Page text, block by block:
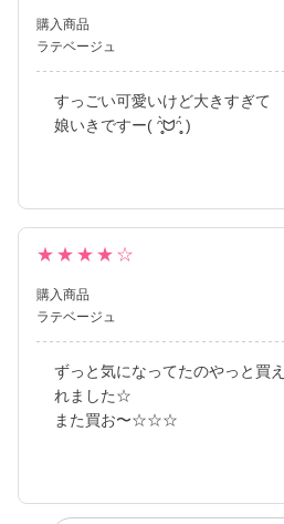
場しました。
1dayシリーズの着色直径は全カラー
レンズサイズだけでなく着色直径の
な盛れ感を叶えます。
「もっと盛りたい！」という欲を満た
プです。
購入商品
ラテベージュ
すっごい可愛いけど大きすぎて
娘いきですー( ᵔ̥̥̀ᗢᵔ̥̥́ )
★★★★☆
購入商品
ラテベージュ
ずっと気になってたのやっと買
れました☆
また買お〜☆☆☆